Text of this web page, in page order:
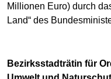
Millionen Euro) durch
Land“ des
Bezirksstadträtin für